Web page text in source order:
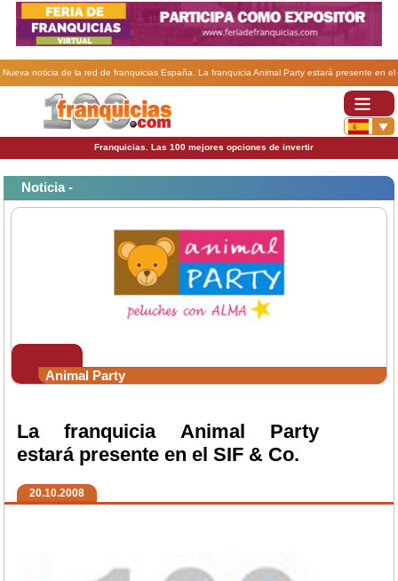
Nueva noticia de la red de franquicias España. La franquicia Animal Party estará presente en el
Franquicias. Las 100 mejores opciones de invertir
Noticia -
Animal Party
La franquicia Animal Party
estará presente en el SIF & Co.
20.10.2008